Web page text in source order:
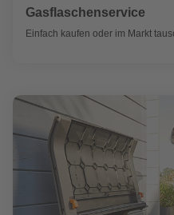
Gasflaschenservice
Einfach kaufen oder im Markt